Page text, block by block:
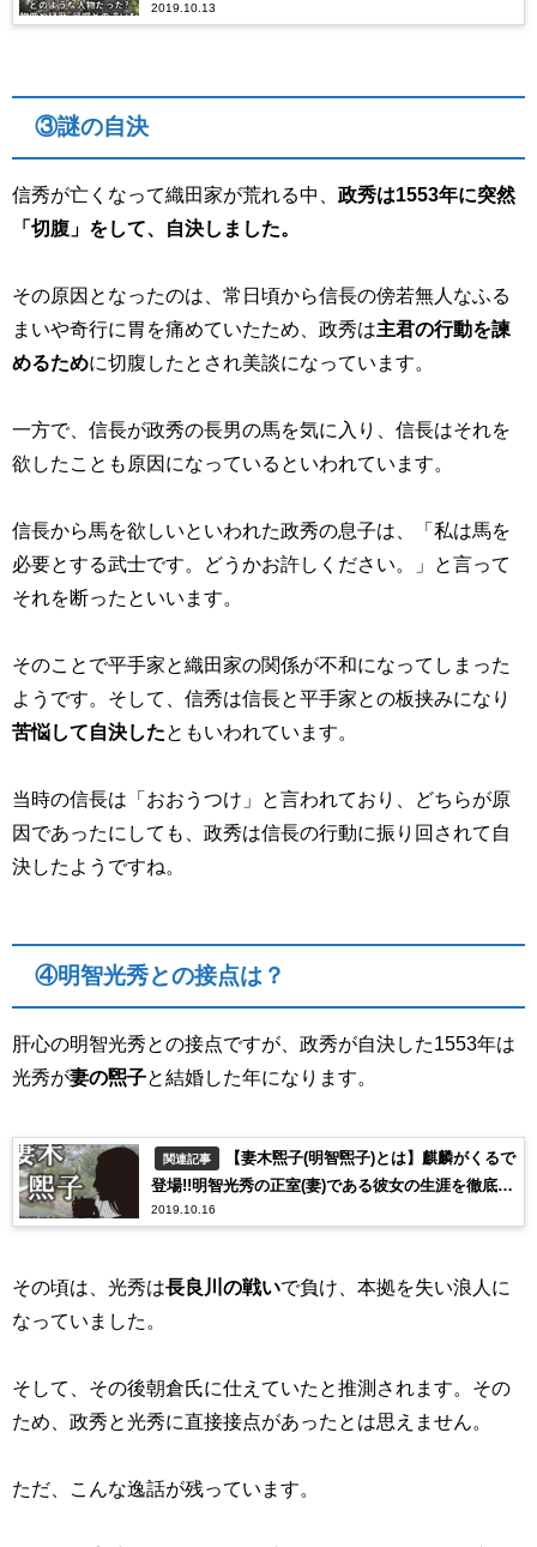
2019.10.13
③謎の自決
信秀が亡くなって織田家が荒れる中、 政秀は1553年に突然
「切腹」をして、自決しました。
その原因となったのは、常日頃から信長の傍若無人なふる
まいや奇行に胃を痛めていたため、政秀は主君の行動を諫
めるために切腹したとされ美談になっています。
一方で、信長が政秀の長男の馬を気に入り、信長はそれを
欲したことも原因になっているといわれています。
信長から馬を欲しいといわれた政秀の息子は、「私は馬を
必要とする武士です。どうかお許しください。」と言って
それを断ったといいます。
そのことで平手家と織田家の関係が不和になってしまった
ようです。そして、信秀は信長と平手家との板挟みになり
苦悩して自決したともいわれています。
当時の信長は「おおうつけ」と言われており、どちらが原
因であったにしても、政秀は信長の行動に振り回されて自
決したようですね。
④明智光秀との接点は？
肝心の明智光秀との接点ですが、政秀が自決した1553年は
光秀が妻の煕子と結婚した年になります。
関連記事
【妻木煕子(明智煕子)とは】麒麟がくるで
登場!!明智光秀の正室(妻)である彼女の生涯を徹底解
説！
2019.10.16
その頃は、光秀は長良川の戦いで負け、本拠を失い浪人に
なっていました。
そして、その後朝倉氏に仕えていたと推測されます。その
ため、政秀と光秀に直接接点があったとは思えません。
ただ、こんな逸話が残っています。